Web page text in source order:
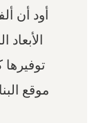
أود أن
توفيرها
موقع